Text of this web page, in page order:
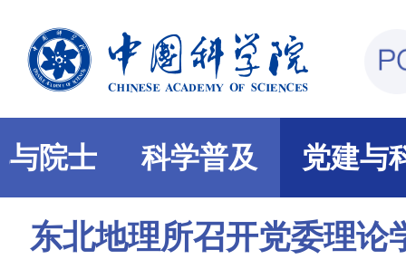
与院士 科学普及 党建与
东北地理所召开党委理论